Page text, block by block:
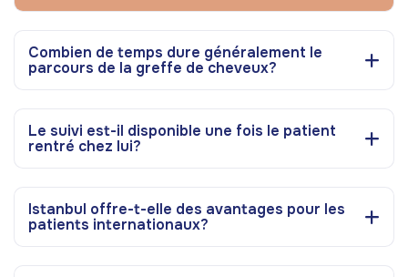
Combien de temps dure généralement le
parcours de la greffe de cheveux?
Le suivi est-il disponible une fois le patient
rentré chez lui?
Istanbul offre-t-elle des avantages pour les
patients internationaux?